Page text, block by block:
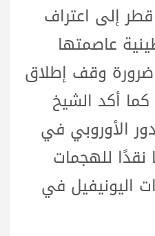
قطر إلى اعتراف
عاصمتها
وقف إطلاق
كما أكد الشيخ
الأوروبي في
نقدًا للهجمات
اليونيفيل في